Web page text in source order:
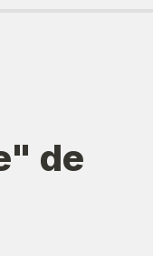
de